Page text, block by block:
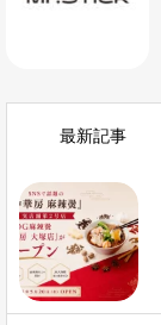
最新記事